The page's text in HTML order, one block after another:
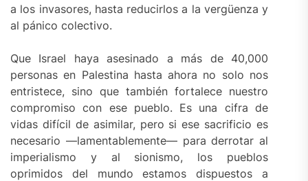
a los invasores, hasta reducirlos a la vergüenza y
al pánico colectivo.
Que Israel haya asesinado a más de 40,000
personas en Palestina hasta ahora no solo nos
entristece, sino que también fortalece nuestro
compromiso con ese pueblo. Es una cifra de
vidas difícil de asimilar, pero si ese sacrificio es
necesario —lamentablemente— para derrotar al
imperialismo y al sionismo, los pueblos
oprimidos del mundo estamos dispuestos a